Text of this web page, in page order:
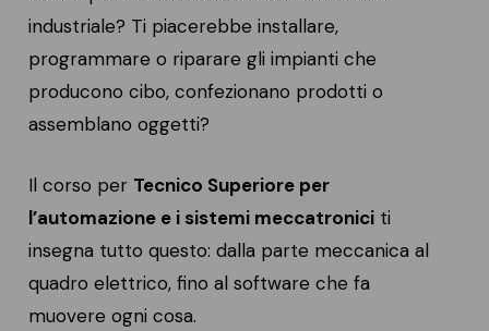
industriale? Ti piacerebbe installare,
programmare o riparare gli impianti che
producono cibo, confezionano prodotti o
assemblano oggetti?
Il corso per Tecnico Superiore per
l’automazione e i sistemi meccatronici ti
insegna tutto questo: dalla parte meccanica al
quadro elettrico, fino al software che fa
muovere ogni cosa.